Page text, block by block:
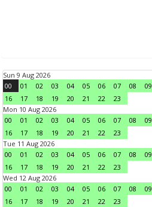
Sun 9 Aug 2026
00
01 02 03 04 05 06 07 08 09
16
17 18 19 20 21 22
23
Mon 10 Aug 2026
00
01 02 03 04 05 06 07 08 09
16
17 18 19 20 21 22
23
Tue 11 Aug 2026
00
01 02 03 04 05 06 07 08 09
16
17 18 19 20 21 22
23
Wed 12 Aug 2026
00
01 02 03 04 05 06 07 08 09
16
17 18 19 20 21 22
23